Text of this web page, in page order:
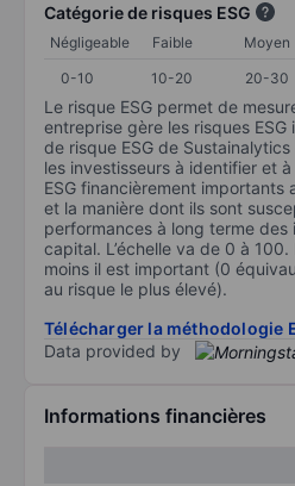
Catégorie de risques ESG
Négligeable Faible Moyen
0-10
10-20 20-30
Le risque ESG permet de
entreprise gère les risques
de risque ESG de
les investisseurs à identifier et
ESG financièrement importants
et la manière dont ils sont
performances à long terme des
capital. L’échelle va de 0 à
moins il est important (0
au risque le plus élevé).
Télécharger la méthodologie
Data provided by
Informations financières